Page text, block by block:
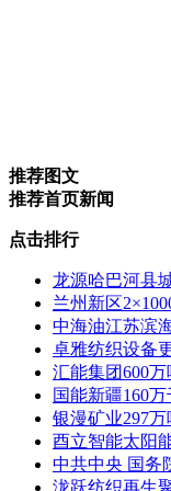
推荐图文
推荐首页新闻
点击排行
龙源哈巴河县
兰州新区
中海油江苏滨
卓雅纺织设备
汇能集团600
国能新疆160
银漫矿业297
酉立智能太阳
中共中央 国务
泷跃纺织再生